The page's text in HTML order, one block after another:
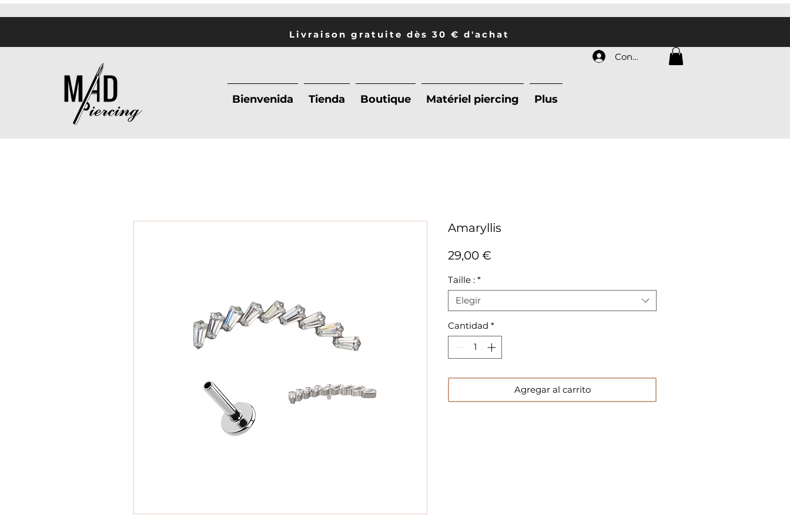
Livraison gratuite dès 30 € d'achat
Connexion
Bienvenida Tienda Boutique Matériel piercing Plus
Amaryllis
29,00 €
Taille : *
Elegir
Cantidad *
Agregar al carrito